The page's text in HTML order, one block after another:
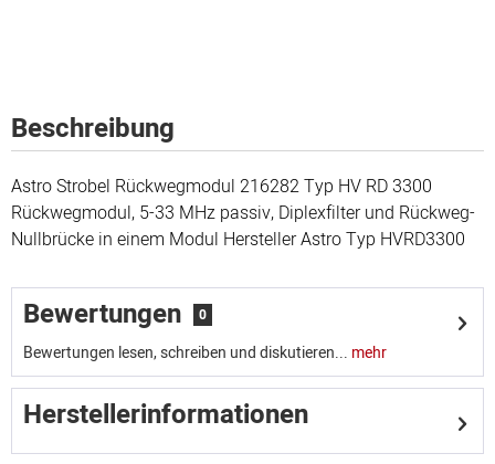
Beschreibung
Astro Strobel Rückwegmodul 216282 Typ HV RD 3300
Rückwegmodul, 5-33 MHz passiv, Diplexfilter und Rückweg-
Nullbrücke in einem Modul Hersteller Astro Typ HVRD3300
Bewertungen 0
Bewertungen lesen, schreiben und diskutieren... mehr
Herstellerinformationen